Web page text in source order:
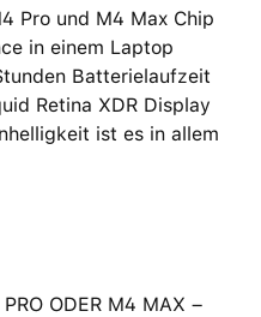
Pro und M4 Max Chip
in einem Laptop
Batterielaufzeit
Retina XDR Display
ist es in allem
ODER M4 MAX –